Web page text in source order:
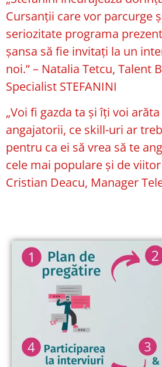
Cursanții care vor parcurge
seriozitate programa
şansa să fie invitați la un
noi.” – Natalia Tetcu, Talent
Specialist STEFANINI
„Voi fi gazda ta și îți voi
angajatorii, ce skill-uri ar
pentru ca ei să vrea să te
cele mai populare și de
Cristian Deacu, Manager